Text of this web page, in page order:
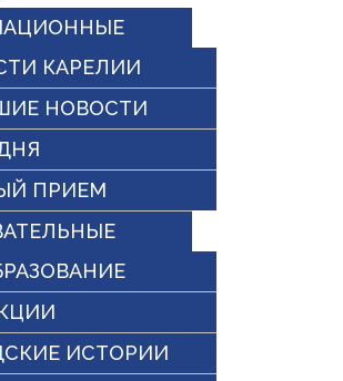
КАРЕЛИИ
НОВОСТИ
ПРИЕМ
ИСТОРИИ